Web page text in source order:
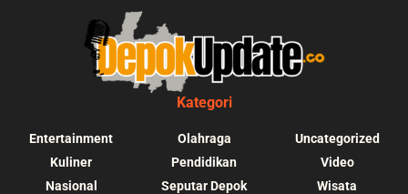
Kategori
Entertainment
Kuliner
Nasional
Olahraga
Pendidikan
Seputar Depok
Uncategorized
Video
Wisata